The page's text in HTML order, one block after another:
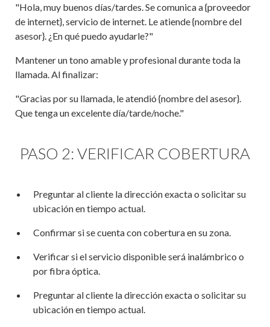
"Hola, muy buenos días/tardes. Se comunica a {proveedor
de internet}, servicio de internet. Le atiende {nombre del
asesor}. ¿En qué puedo ayudarle?"
Mantener un tono amable y profesional durante toda la
llamada. Al finalizar:
"Gracias por su llamada, le atendió {nombre del asesor}.
Que tenga un excelente día/tarde/noche."
PASO 2: VERIFICAR COBERTURA
Preguntar al cliente la dirección exacta o solicitar su
ubicación en tiempo actual.
Confirmar si se cuenta con cobertura en su zona.
Verificar si el servicio disponible será inalámbrico o
por fibra óptica.
Preguntar al cliente la dirección exacta o solicitar su
ubicación en tiempo actual.